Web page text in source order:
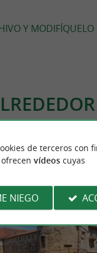
Y MODIFÍQUELO
de terceros con
vídeoscuyas
NIEGO